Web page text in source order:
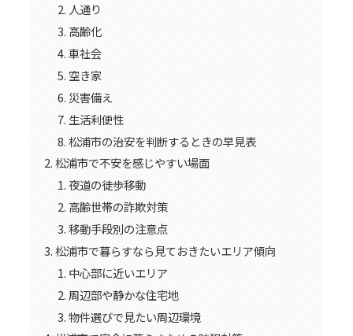
人通り
高齢化
車社会
空き家
災害備え
生活利便性
松浦市の治安を判断するときの早見表
松浦市で不安を感じやすい場面
夜道の徒歩移動
高齢世帯の詐欺対策
移動手段別の注意点
松浦市で暮らすなら見ておきたいエリア傾向
中心部に近いエリア
周辺部や静かな住宅地
物件選びで見たい周辺環境